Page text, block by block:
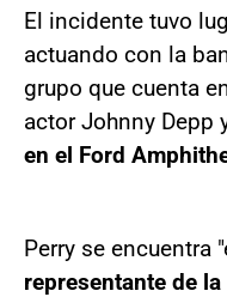
El incidente tuvo
actuando con la
grupo que cuenta
actor Johnny Depp
en el Ford
Perry se encuentra
representante de